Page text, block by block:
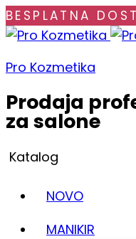
BESPLATNA
Pro Kozmetika
Prodaja
za salone
Katalog
NOVO
MANIKIR